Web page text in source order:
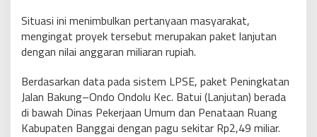
Situasi ini menimbulkan pertanyaan masyarakat,
mengingat proyek tersebut merupakan paket lanjutan
dengan nilai anggaran miliaran rupiah.
Berdasarkan data pada sistem LPSE, paket Peningkatan
Jalan Bakung–Ondo Ondolu Kec. Batui (Lanjutan) berada
di bawah Dinas Pekerjaan Umum dan Penataan Ruang
Kabupaten Banggai dengan pagu sekitar Rp2,49 miliar.